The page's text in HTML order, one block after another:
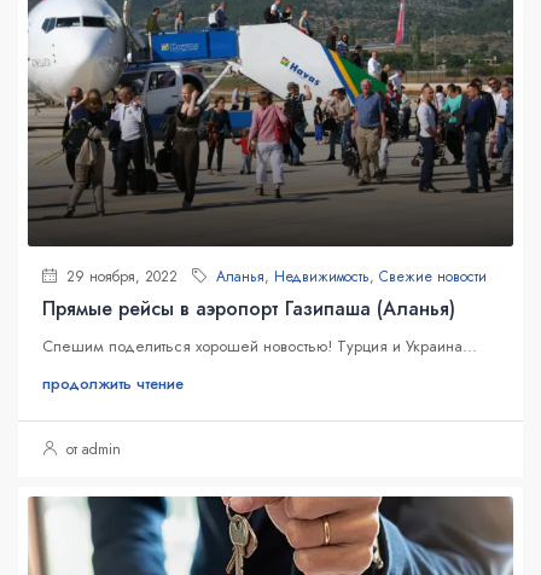
29 ноября, 2022 Аланья, Недвижимость, Свежие новости
Прямые рейсы в аэропорт Газипаша (Аланья)
Спешим поделиться хорошей новостью! Турция и Украина...
продолжить чтение
от admin